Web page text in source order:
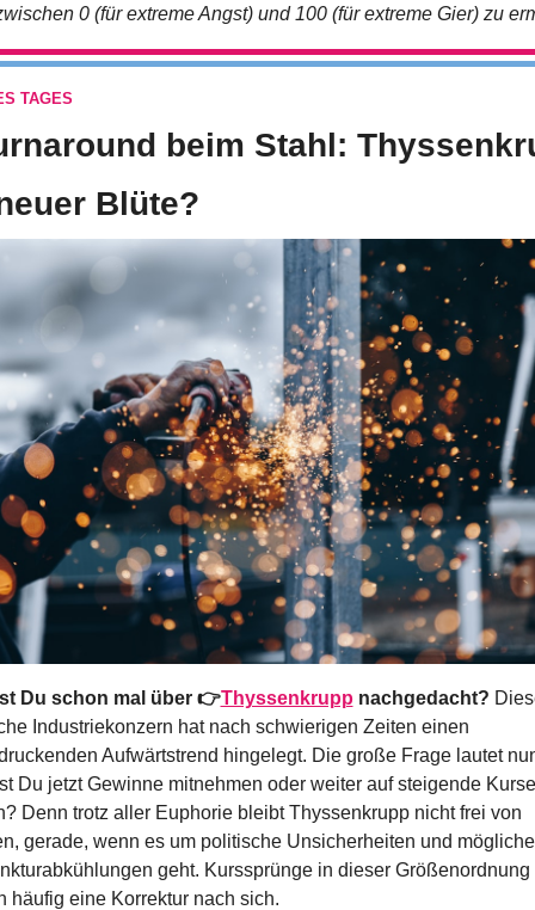
0 (für extreme Angst) und 100 (für extreme Gier) zu
TAGES
beim Stahl:
Blüte?
Du schon mal über 👉Thyssenkrupp nachgedacht?
Industriekonzern hat nach schwierigen Zeiten einen
Aufwärtstrend hingelegt. Die große Frage lautet
Du jetzt Gewinne mitnehmen oder weiter auf steigende Kurse
Denn trotz aller Euphorie bleibt Thyssenkrupp nicht frei von
gerade, wenn es um politische Unsicherheiten und mögliche
geht. Kurssprünge in dieser Größenordnung
häufig eine Korrektur nach sich.